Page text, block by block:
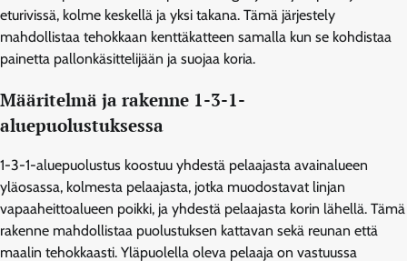
eturivissä, kolme keskellä ja yksi takana. Tämä järjestely
mahdollistaa tehokkaan kenttäkatteen samalla kun se kohdistaa
painetta pallonkäsittelijään ja suojaa koria.
Määritelmä ja rakenne 1-3-1-
aluepuolustuksessa
1-3-1-aluepuolustus koostuu yhdestä pelaajasta avainalueen
yläosassa, kolmesta pelaajasta, jotka muodostavat linjan
vapaaheittoalueen poikki, ja yhdestä pelaajasta korin lähellä. Tämä
rakenne mahdollistaa puolustuksen kattavan sekä reunan että
maalin tehokkaasti. Yläpuolella oleva pelaaja on vastuussa